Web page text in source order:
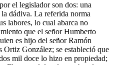
el legislador son dos: una
dádiva. La referida norma
labores, lo cual abarca no
que el señor Humberto
es hijo del señor Ramón
Ortiz González; se estableció que
mil doce lo hizo en propiedad;